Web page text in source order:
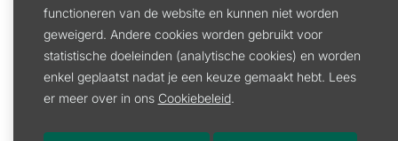
Filter
Verkoop
Handgereedschap
Bouwgereedschap
functioneren van de website en kunnen niet worden
geweigerd. Andere cookies worden gebruikt voor
statistische doeleinden (analytische cookies) en worden
enkel geplaatst nadat je een keuze gemaakt hebt. Lees
er meer over in ons Cookiebeleid.